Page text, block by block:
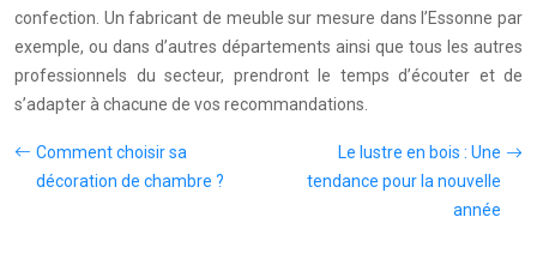
confection. Un fabricant de meuble sur mesure dans l’Essonne par
exemple, ou dans d’autres départements ainsi que tous les autres
professionnels du secteur, prendront le temps d’écouter et de
s’adapter à chacune de vos recommandations.
Comment choisir sa
décoration de chambre ?
Le lustre en bois : Une
tendance pour la nouvelle
année